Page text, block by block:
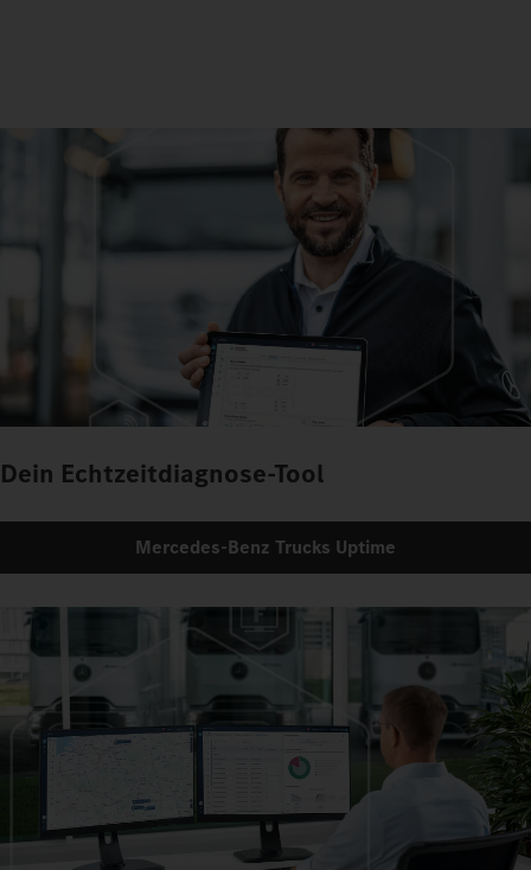
Dein Echtzeitdiagnose-Tool
Mercedes‑Benz Trucks Uptime